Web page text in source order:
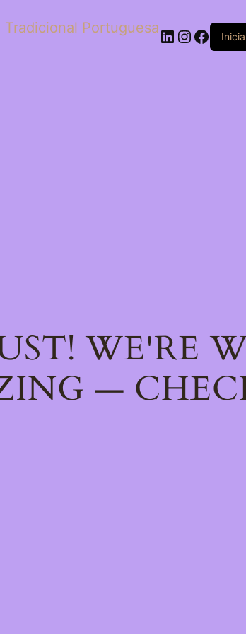
PortuguesaLinkedIn
WE'RE
—